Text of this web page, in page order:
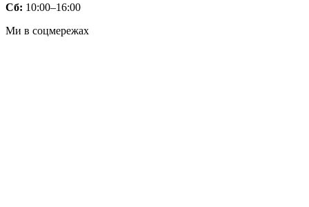
Сб: 10:00–16:00
Ми в соцмережах